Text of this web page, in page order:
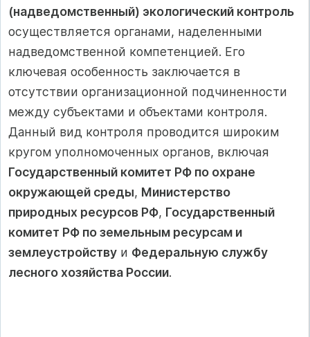
(надведомственный) экологический контроль
осуществляется органами, наделенными
надведомственной компетенцией. Его
ключевая особенность заключается в
отсутствии организационной подчиненности
между субъектами и объектами контроля.
Данный вид контроля проводится широким
кругом уполномоченных органов, включая
Государственный комитет РФ по охране
окружающей среды, Министерство
природных ресурсов РФ, Государственный
комитет РФ по земельным ресурсам и
землеустройству и Федеральную службу
лесного хозяйства России.